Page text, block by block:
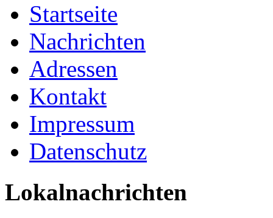
Startseite
Nachrichten
Adressen
Kontakt
Impressum
Datenschutz
Lokalnachrichten